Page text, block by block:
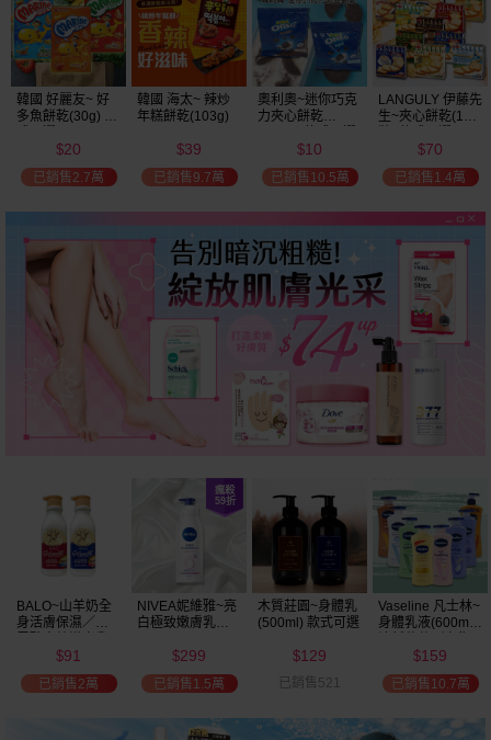
韓國 好麗友~ 好
多魚餅乾(30g) 款
$20
已銷售2.7萬
韓國 海太~ 辣炒
年糕餅乾(103g)
$39
已銷售9.7萬
奧利奧~迷你巧克
力夾心餅乾
美式賣場熱銷
$10
已銷售10.5萬
LANGULY 伊藤先
生~夾心餅乾(1盒
$70
已銷售1.4萬
BALO~山羊奶全
身活膚保濕／玻
液(550ml) 款式可
選
$91
已銷售2萬
NIVEA妮維雅~亮
白極致嫩膚乳液
$299
已銷售1.5萬
木質莊園~身體乳
(500ml) 款式可選
$129
已銷售521
Vaseline 凡士林~
身體乳液(600ml)
保濕鎖水／全方
位保濕鎖水／可
可油／薰衣草／
+E 款式可選
$159
已銷售10.7萬